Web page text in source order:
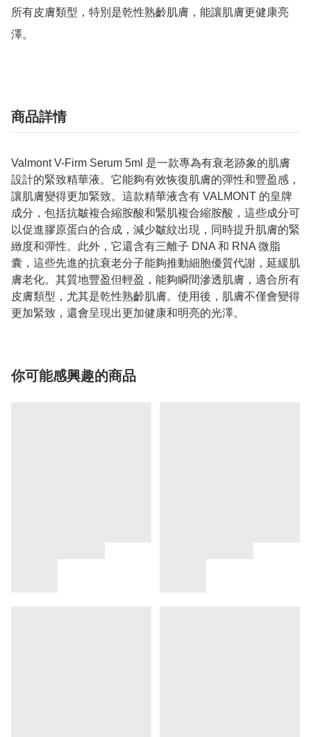
所有皮膚類型，特別是乾性熟齡肌膚，能讓肌膚更健康亮
澤。
商品詳情
Valmont V-Firm Serum 5ml 是一款專為有衰老跡象的肌膚
設計的緊致精華液。它能夠有效恢復肌膚的彈性和豐盈感，
讓肌膚變得更加緊致。這款精華液含有 VALMONT 的皇牌
成分，包括抗皺複合縮胺酸和緊肌複合縮胺酸，這些成分可
以促進膠原蛋白的合成，減少皺紋出現，同時提升肌膚的緊
緻度和彈性。此外，它還含有三離子 DNA 和 RNA 微脂
囊，這些先進的抗衰老分子能夠推動細胞優質代謝，延緩肌
膚老化。其質地豐盈但輕盈，能夠瞬間滲透肌膚，適合所有
皮膚類型，尤其是乾性熟齡肌膚。使用後，肌膚不僅會變得
更加緊致，還會呈現出更加健康和明亮的光澤。
你可能感興趣的商品